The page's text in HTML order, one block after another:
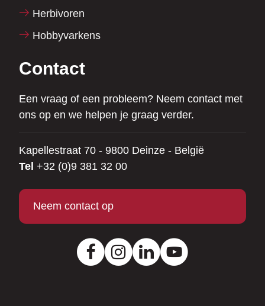
Herbivoren
Hobbyvarkens
Contact
Een vraag of een probleem? Neem contact met
ons op en we helpen je graag verder.
Kapellestraat 70 - 9800 Deinze - België
Tel +32 (0)9 381 32 00
Neem contact op
FacebookInstagramLinkedInYoutube